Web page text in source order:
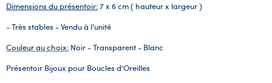
Dimensions du présentoir:7 x 6 cm ( hauteur x largeur )
- Très stables - Vendu à l'unité
Couleur au choix: Noir - Transparent - Blanc
Présentoir Bijoux pour Boucles d'Oreilles